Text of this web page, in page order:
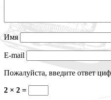
Имя
E-mail
Пожалуйста, введите ответ
2 × 2 =